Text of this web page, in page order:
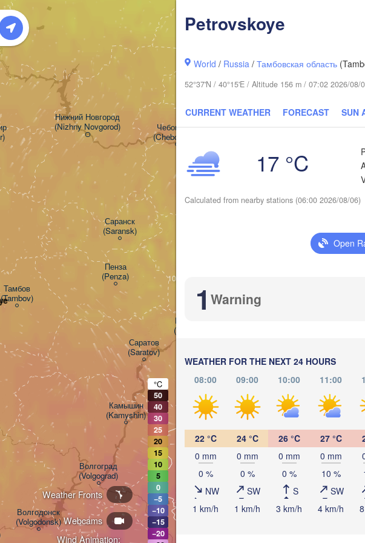
Petrovskoye
World / Russia /Тамбовская область
52°37'N / 40°15'E / Altitude 156 m / 07:02 2026/08/
CURRENT WEATHER FORECAST SUN
17 °C
Calculated from nearby stations (06:00 2026/08/06)
Open
1 Warning
WEATHER FOR THE NEXT 24 HOURS
08:00
09:00 10:00 11:00
22 °C
0 mm
0 %
NW
1 km/h
24 °C
0 mm
0 %
SW
1 km/h
26 °C
0 mm
0 %
S
3 km/h
27 °C
0 mm
10 %
SW
4 km/h
Wind Animation:
Webcams
Weather Fronts
Нижний Новгород
(Nizhny Novgorod)
Тамбов
(Tambov)
Волгоград
(Volgograd)
Волгодонск
(Volgodonsk)
(Kazan)
Ижевск
Чебоксары
(Cheboksary)
Саратов
(Saratov)
(Naberezhnye Chelny)
Пенза
(Penza)
Балаково
(Balakovo)
Камышин
(Kamyshin)
Саранск
(Saransk)
Орал
(Oral)
°C
50
40
30
25
20
15
10
5
0
−5
−10
−15
−20